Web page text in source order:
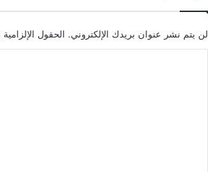
لن يتم نشر عنوان بريدك الإلكتروني. الحقول